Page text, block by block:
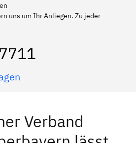
uns um Ihr Anliegen. Zu jeder
Verband